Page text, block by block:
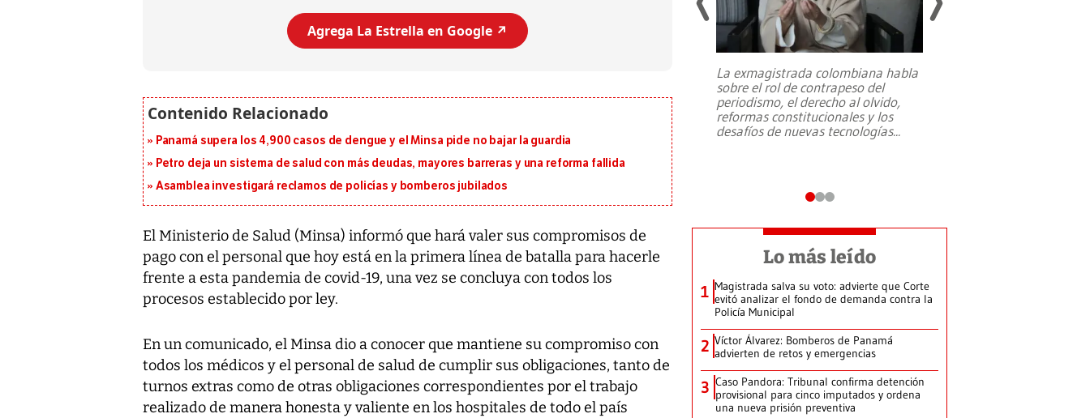
Agrega La Estrella en Google ↗️
Panamá supera los 4,900 casos de dengue y el Minsa pide no bajar la guardia
Petro deja un sistema de salud con más deudas, mayores barreras y una reforma fallida
Asamblea investigará reclamos de policías y bomberos jubilados
El Ministerio de Salud (Minsa) informó que hará valer sus compromisos de
pago con el personal que hoy está en la primera línea de batalla para hacerle
frente a esta pandemia de covid-19, una vez se concluya con todos los
procesos establecido por ley.
En un comunicado, el Minsa dio a conocer que mantiene su compromiso con
todos los médicos y el personal de salud de cumplir sus obligaciones, tanto de
turnos extras como de otras obligaciones correspondientes por el trabajo
realizado de manera honesta y valiente en los hospitales de todo el país
Un fuerte terremoto de magnitud
7,1 se registró este martes 28 de
La exmagistrada colombiana habla
sobre el rol de contrapeso del
periodismo, el derecho al olvido,
reformas constitucionales y los
desafíos de nuevas tecnologías...
Lo más leído
1 Magistrada salva su voto: advierte que Corte
evitó analizar el fondo de demanda contra la
Policía Municipal
2 Víctor Álvarez: Bomberos de Panamá
advierten de retos y emergencias
3 Caso Pandora: Tribunal confirma detención
provisional para cinco imputados y ordena
una nueva prisión preventiva